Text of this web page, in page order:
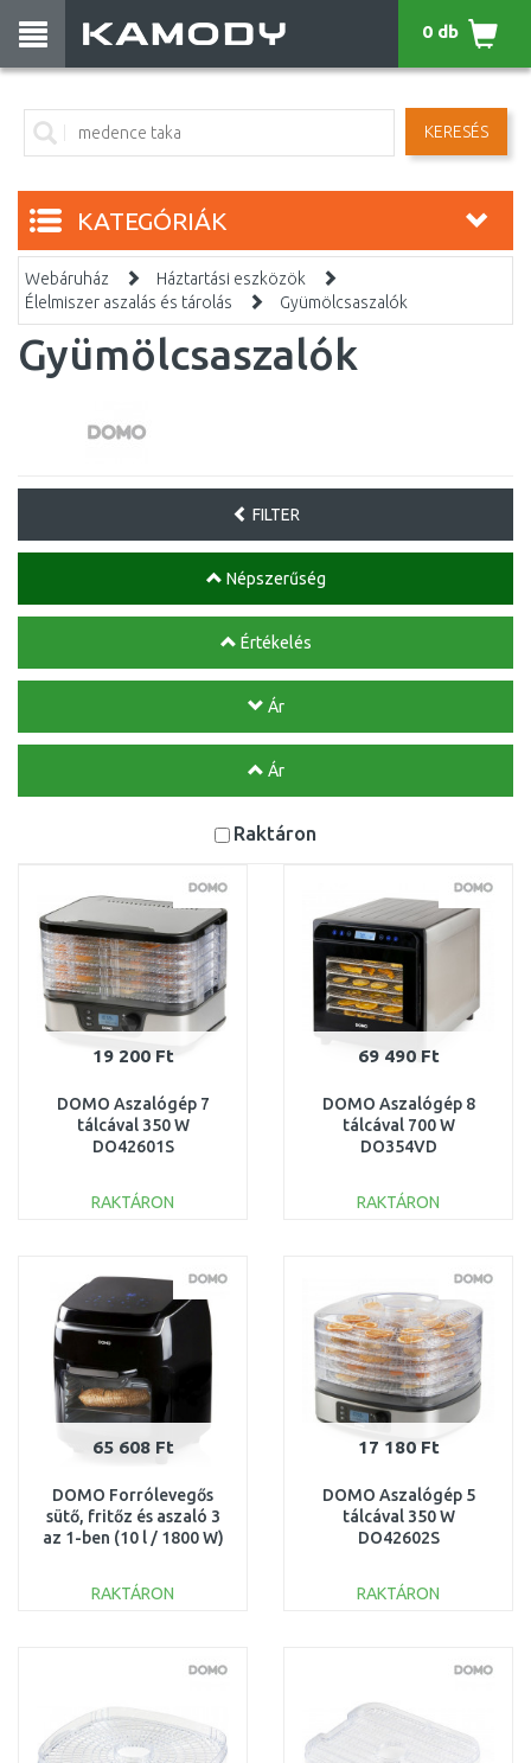
KERESÉS
0 db
KATEGÓRIÁK
Webáruház
Háztartási eszközök
Élelmiszer aszalás és tárolás
Gyümölcsaszalók
Gyümölcsaszalók
FILTER
Népszerűség
Értékelés
Ár
Ár
Raktáron
19 200 Ft
DOMO Aszalógép 7
tálcával 350 W
DO42601S
RAKTÁRON
Összehasonlítás
69 490 Ft
DOMO Aszalógép 8
tálcával 700 W
DO354VD
RAKTÁRON
Összehasonlítás
65 608 Ft
DOMO Forrólevegős
sütő, fritőz és aszaló 3
az 1-ben (10 l / 1800 W)
RAKTÁRON
Összehasonlítás
17 180 Ft
DOMO Aszalógép 5
tálcával 350 W
DO42602S
RAKTÁRON
Összehasonlítás